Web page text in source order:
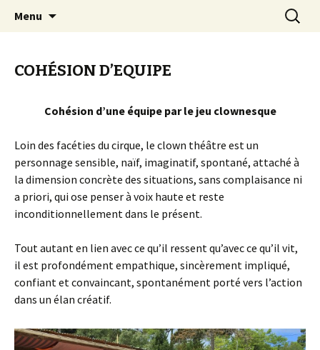
clowndesource
clown Ateliers stages Paris gestalt
Menu
COHÉSION D’EQUIPE
Cohésion d’une équipe par le jeu clownesque
Loin des facéties du cirque, le clown théâtre est un
personnage sensible, naïf, imaginatif, spontané, attaché à
la dimension concrète des situations, sans complaisance ni
a priori, qui ose penser à voix haute et reste
inconditionnellement dans le présent.
Tout autant en lien avec ce qu’il ressent qu’avec ce qu’il vit,
il est profondément empathique, sincèrement impliqué,
confiant et convaincant, spontanément porté vers l’action
dans un élan créatif.